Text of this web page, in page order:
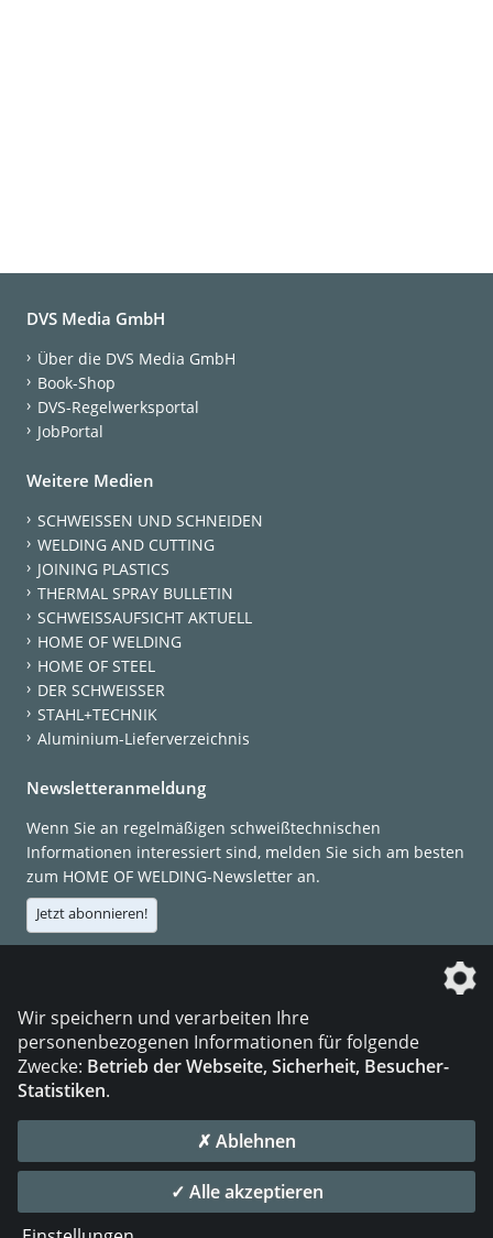
DVS Media GmbH
Über die DVS Media GmbH
Book-Shop
DVS-Regelwerksportal
JobPortal
Weitere Medien
SCHWEISSEN UND SCHNEIDEN
WELDING AND CUTTING
JOINING PLASTICS
THERMAL SPRAY BULLETIN
SCHWEISSAUFSICHT AKTUELL
HOME OF WELDING
HOME OF STEEL
DER SCHWEISSER
STAHL+TECHNIK
Aluminium-Lieferverzeichnis
Newsletteranmeldung
Wenn Sie an regelmäßigen schweißtechnischen
Informationen interessiert sind, melden Sie sich am besten
zum HOME OF WELDING-Newsletter an.
Jetzt abonnieren!
Die DVS Media GmbH ist ein Unternehmen der
© 2026 DVS Media GmbH
Datenschutzeinstellungen
Wir speichern und verarbeiten Ihre
personenbezogenen Informationen für folgende
Zwecke: Betrieb der Webseite, Sicherheit, Besucher-
Statistiken.
✗ Ablehnen
✓ Alle akzeptieren